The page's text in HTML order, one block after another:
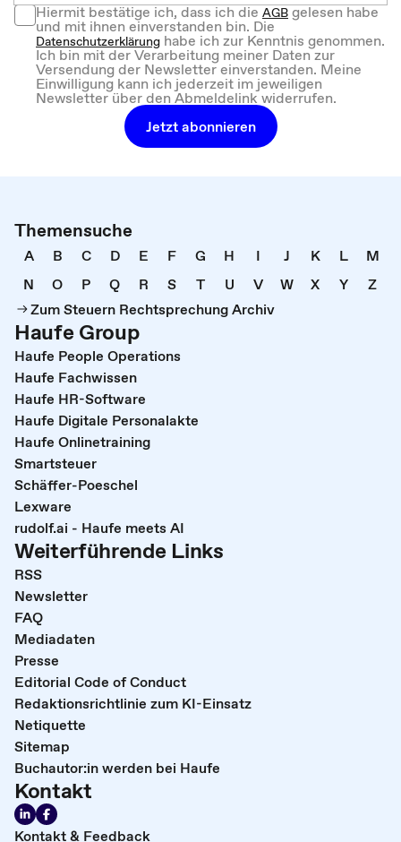
Hiermit bestätige ich, dass ich dieAGBgelesen habe
und mit ihnen einverstanden bin. Die
Datenschutzerklärung habe ich zur Kenntnis genommen.
Ich bin mit der Verarbeitung meiner Daten zur
Versendung der Newsletter einverstanden. Meine
Einwilligung kann ich jederzeit im jeweiligen
Newsletter über den Abmeldelink widerrufen.
Jetzt abonnieren
Themensuche
A B C D E F G H I J K L
M
N
O P Q R S T U V W X Y
Z
Zum Steuern Rechtsprechung Archiv
Haufe Group
Haufe People Operations
Haufe Fachwissen
Haufe HR-Software
Haufe Digitale Personalakte
Haufe Onlinetraining
Smartsteuer
Schäffer-Poeschel
Lexware
rudolf.ai - Haufe meets AI
Weiterführende Links
RSS
Newsletter
FAQ
Mediadaten
Presse
Editorial Code of Conduct
Redaktionsrichtlinie zum KI-Einsatz
Netiquette
Sitemap
Buchautor:in werden bei Haufe
Kontakt
Kontakt & Feedback